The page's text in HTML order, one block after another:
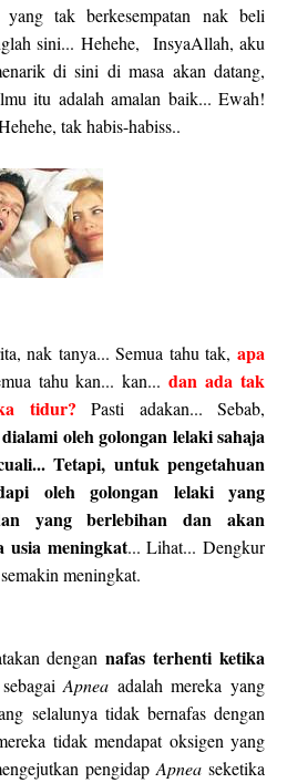
yang tak berkesempatan nak beli
sini... Hehehe, InsyaAllah, aku
di sini di masa akan datang,
itu adalah amalan baik... Ewah!
tak habis-habiss..
nak tanya... Semua tahu tak, apa
tahu kan... kan... dan ada tak
tidur? Pasti adakan... Sebab,
oleh golongan lelaki sahaja
Tetapi, untuk pengetahuan
oleh golongan lelaki yang
yang berlebihan dan akan
usia meningkat... Lihat... Dengkur
meningkat.
dengannafas terhenti ketika
Apnea adalah mereka yang
selalunya tidak bernafas dengan
tidak mendapat oksigen yang
pengidap Apneaseketika